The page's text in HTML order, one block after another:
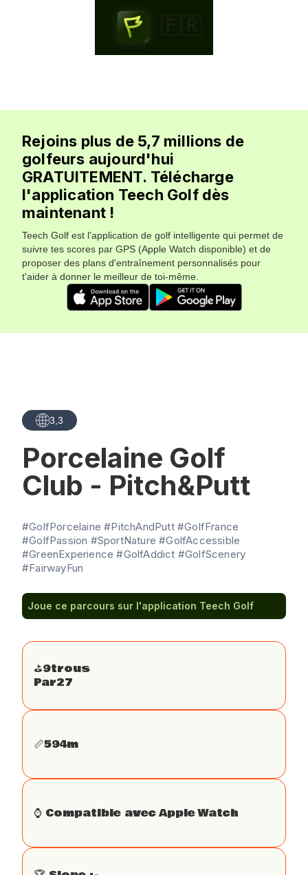
🇫🇷
Rejoins plus de 5,7 millions de
golfeurs aujourd'hui
GRATUITEMENT. Télécharge
l'application Teech Golf dès
maintenant !
Teech Golf est l'application de golf intelligente qui permet de
suivre tes scores par GPS (Apple Watch disponible) et de
proposer des plans d'entraînement personnalisés pour
t'aider à donner le meilleur de toi-même.
3,3
Porcelaine Golf
Club - Pitch&Putt
#GolfPorcelaine #PitchAndPutt #GolfFrance
#GolfPassion #SportNature #GolfAccessible
#GreenExperience #GolfAddict #GolfScenery
#FairwayFun
Joue ce parcours sur l'application Teech Golf
⛳️9trous
Par27
📏594m
⌚️ Compatible avec Apple Watch